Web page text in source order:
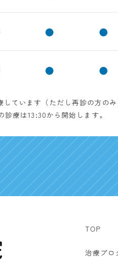
● ●
● ●
ています（ただし再診の方のみ
療は13:30から開始します。
TOP
治療プロ